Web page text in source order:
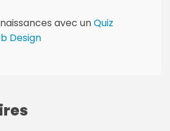
avec unQuiz
Design